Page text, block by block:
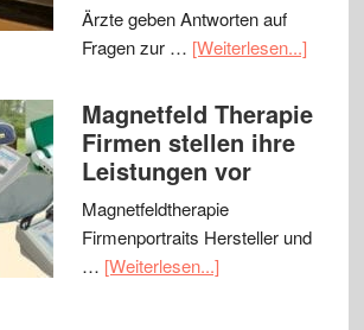
Ärzte geben Antworten auf
Fragen zur … [Weiterlesen...]
Magnetfeld Therapie
Firmen stellen ihre
Leistungen vor
Magnetfeldtherapie
Firmenportraits Hersteller und
… [Weiterlesen...]